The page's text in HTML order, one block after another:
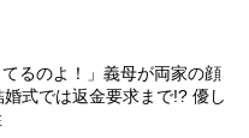
てるのよ！」義母が両家の顔
式では返金要求まで!? 優し